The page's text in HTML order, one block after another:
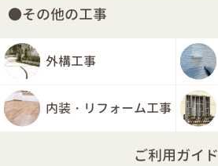
その他の工事
外構工事
内装・リフォーム工事
ご利用ガイド